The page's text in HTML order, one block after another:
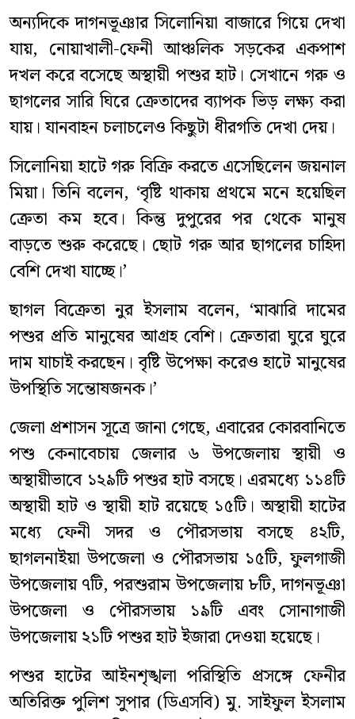
অন্যদিকে দাগনভূঞার সিলোনিয়া বাজারে গিয়ে দেখা
যায়, নোয়াখালী-ফেনী আঞ্চলিক সড়কের একপাশ
দখল করে বসেছে অস্থায়ী পশুর হাট। সেখানে গরু ও
ছাগলের সারি ঘিরে ক্রেতাদের ব্যাপক ভিড় লক্ষ্য করা
যায়। যানবাহন চলাচলেও কিছুটা ধীরগতি দেখা দেয়।
সিলোনিয়া হাটে গরু বিক্রি করতে এসেছিলেন জয়নাল
মিয়া। তিনি বলেন, ‘বৃষ্টি থাকায় প্রথমে মনে হয়েছিল
ক্রেতা কম হবে। কিন্তু দুপুরের পর থেকে মানুষ
বাড়তে শুরু করেছে। ছোট গরু আর ছাগলের চাহিদা
বেশি দেখা যাচ্ছে।’
ছাগল বিক্রেতা নুর ইসলাম বলেন, ‘মাঝারি দামের
পশুর প্রতি মানুষের আগ্রহ বেশি। ক্রেতারা ঘুরে ঘুরে
দাম যাচাই করছেন। বৃষ্টি উপেক্ষা করেও হাটে মানুষের
উপস্থিতি সন্তোষজনক।’
জেলা প্রশাসন সূত্রে জানা গেছে, এবারের কোরবানিতে
পশু কেনাবেচায় জেলার ৬ উপজেলায় স্থায়ী ও
অস্থায়ীভাবে ১২৯টি পশুর হাট বসছে। এরমধ্যে ১১৪টি
অস্থায়ী হাট ও স্থায়ী হাট রয়েছে ১৫টি। অস্থায়ী হাটের
মধ্যে ফেনী সদর ও পৌরসভায় বসছে ৪২টি,
ছাগলনাইয়া উপজেলা ও পৌরসভায় ১৫টি, ফুলগাজী
উপজেলায় ৭টি, পরশুরাম উপজেলায় ৮টি, দাগনভূঞা
উপজেলা ও পৌরসভায় ১৯টি এবং সোনাগাজী
উপজেলায় ২১টি পশুর হাট ইজারা দেওয়া হয়েছে।
পশুর হাটের আইনশৃঙ্খলা পরিস্থিতি প্রসঙ্গে ফেনীর
অতিরিক্ত পুলিশ সুপার (ডিএসবি) মু. সাইফুল ইসলাম